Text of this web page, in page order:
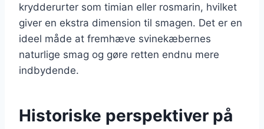
krydderurter som timian eller rosmarin, hvilket
giver en ekstra dimension til smagen. Det er en
ideel måde at fremhæve svinekæbernes
naturlige smag og gøre retten endnu mere
indbydende.
Historiske perspektiver på